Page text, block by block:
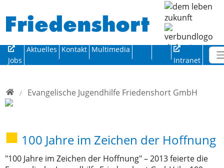
Jobs
Aktuelles Kontakt Multimedia
Intranet
HomeEvangelische Jugendhilfe Friedenshort GmbH
100 Jahre im Zeichen der Hoffnung
"100 Jahre im Zeichen der Hoffnung" – 2013 feierte die